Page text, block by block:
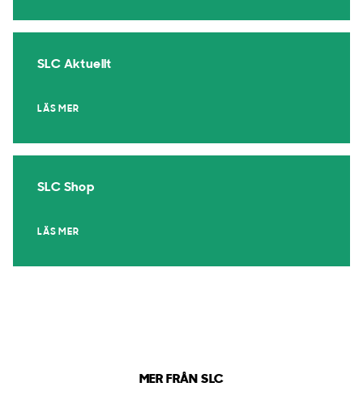
SLC Aktuellt
LÄS MER
SLC Shop
LÄS MER
MER FRÅN SLC